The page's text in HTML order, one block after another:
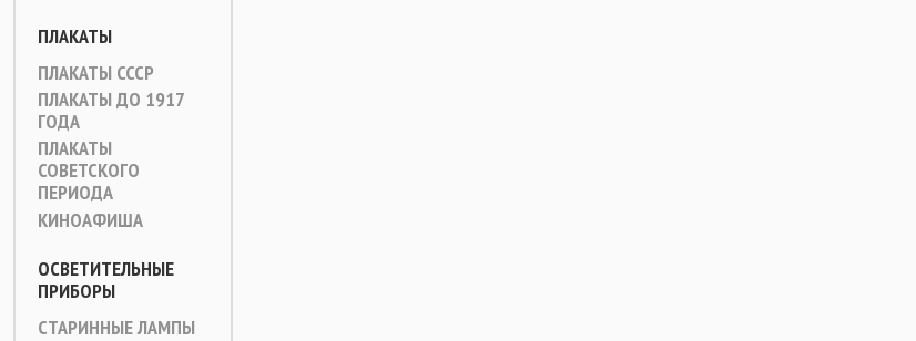
ПЛАКАТЫ
ПЛАКАТЫ СССР
ПЛАКАТЫ ДО 1917
ГОДА
ПЛАКАТЫ
СОВЕТСКОГО
ПЕРИОДА
КИНОАФИША
ОСВЕТИТЕЛЬНЫЕ
ПРИБОРЫ
СТАРИННЫЕ ЛАМПЫ